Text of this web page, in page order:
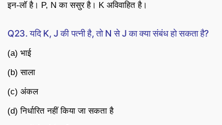
इन-लॉ है। P, N का ससुर है। K अविवाहित है।
Q23. यदि K, J की पत्नी है, तो N से J का क्या संबंध हो सकता है?
(a) भाई
(b) साला
(c) अंकल
(d) निर्धारित नहीं किया जा सकता है